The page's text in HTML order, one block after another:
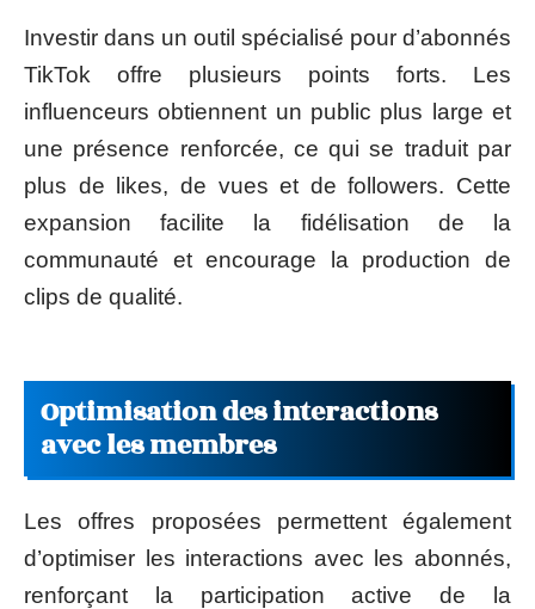
Investir dans un outil spécialisé pour d’abonnés
TikTok offre plusieurs points forts. Les
influenceurs obtiennent un public plus large et
une présence renforcée, ce qui se traduit par
plus de likes, de vues et de followers. Cette
expansion facilite la fidélisation de la
communauté et encourage la production de
clips de qualité.
Optimisation des interactions
avec les membres
Les offres proposées permettent également
d’optimiser les interactions avec les abonnés,
renforçant la participation active de la